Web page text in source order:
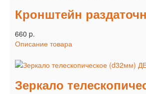
Кронштейн
660 p.
Описание товара
Зеркало